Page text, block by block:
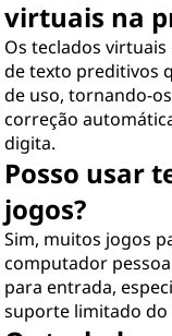
virtuais na
Os teclados
de texto preditivos
de uso, tornando-
correção
digita.
Posso usar
jogos?
Sim, muitos jogos
computador
para entrada,
suporte limitado do